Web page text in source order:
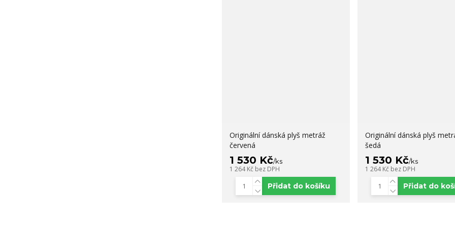
Originální dánská plyš metráž
červená
1 530 Kč/ks
1 264 Kč bez DPH
Přidat do košíku
Originální dánská plyš
šedá
1 530 Kč/ks
1 264 Kč bez DPH
Přidat do